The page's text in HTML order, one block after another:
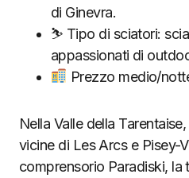
di Ginevra.
⛷ Tipo di sciatori:
appassionati di
Prezzo medio/
Nella Valle della
vicine di Les Arcs e Pisey-
comprensorio Paradiski, la